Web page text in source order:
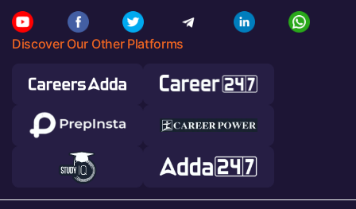
Discover Our Other Platforms